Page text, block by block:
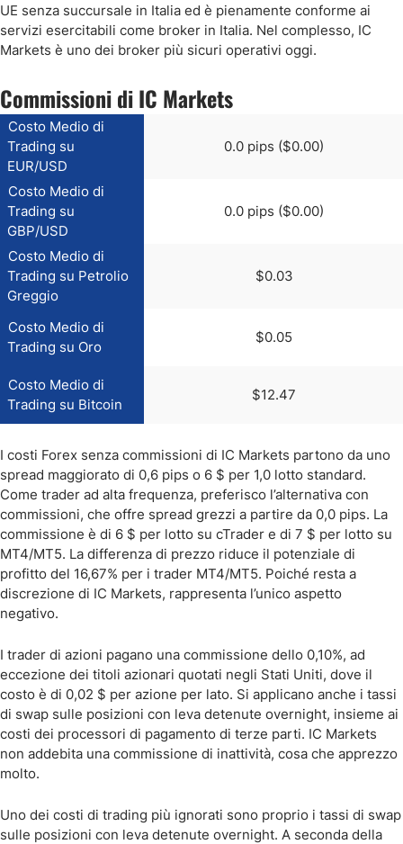
UE senza succursale in Italia ed è pienamente conforme ai
servizi esercitabili come broker in Italia. Nel complesso, IC
Markets è uno dei broker più sicuri operativi oggi.
Commissioni di IC Markets
Costo Medio di
Trading su
EUR/USD
0.0 pips ($0.00)
Costo Medio di
Trading su
GBP/USD
0.0 pips ($0.00)
Costo Medio di
Trading su Petrolio
Greggio
$0.03
Costo Medio di
Trading su Oro
$0.05
Costo Medio di
Trading su Bitcoin
$12.47
I costi Forex senza commissioni di IC Markets partono da uno
spread maggiorato di 0,6 pips o 6 $ per 1,0 lotto standard.
Come trader ad alta frequenza, preferisco l’alternativa con
commissioni, che offre spread grezzi a partire da 0,0 pips. La
commissione è di 6 $ per lotto su cTrader e di 7 $ per lotto su
MT4/MT5. La differenza di prezzo riduce il potenziale di
profitto del 16,67% per i trader MT4/MT5. Poiché resta a
discrezione di IC Markets, rappresenta l’unico aspetto
negativo.
I trader di azioni pagano una commissione dello 0,10%, ad
eccezione dei titoli azionari quotati negli Stati Uniti, dove il
costo è di 0,02 $ per azione per lato. Si applicano anche i tassi
di swap sulle posizioni con leva detenute overnight, insieme ai
costi dei processori di pagamento di terze parti. IC Markets
non addebita una commissione di inattività, cosa che apprezzo
molto.
Uno dei costi di trading più ignorati sono proprio i tassi di swap
sulle posizioni con leva detenute overnight. A seconda della